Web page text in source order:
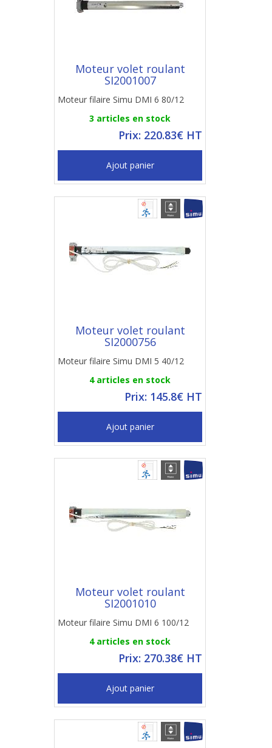
Moteur volet roulant
SI2001007
Moteur filaire Simu DMI 6 80/12
3 articles en stock
Prix: 220.83€ HT
Ajout panier
Moteur volet roulant
SI2000756
Moteur filaire Simu DMI 5 40/12
4 articles en stock
Prix: 145.8€ HT
Ajout panier
Moteur volet roulant
SI2001010
Moteur filaire Simu DMI 6 100/12
4 articles en stock
Prix: 270.38€ HT
Ajout panier